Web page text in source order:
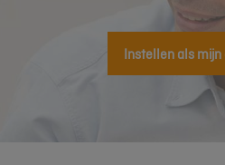
Instellen als